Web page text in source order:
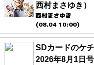
西村まさゆき）
西村まさゆき
(08.04 10:00)
SDカードのケ
2026年8月1日号